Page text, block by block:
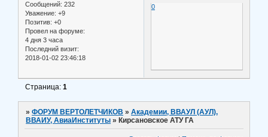
Сообщений: 232
Уважение: +9
Позитив: +0
Провел на форуме:
4 дня 3 часа
Последний визит:
2018-01-02 23:46:18
0
Страница:1
»ФОРУМ ВЕРТОЛЕТЧИКОВ »Академии, ВВАУЛ (АУЛ),
ВВАИУ, АвиаИнституты »Кирсановское АТУ ГА